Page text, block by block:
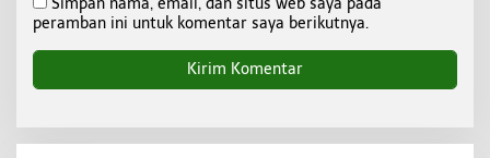
Simpan nama, email, dan situs web saya pada
peramban ini untuk komentar saya berikutnya.